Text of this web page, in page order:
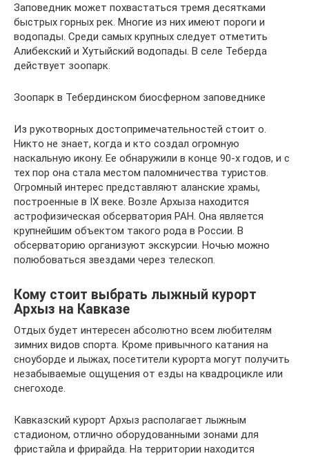
Заповедник может похвастаться тремя десятками
быстрых горных рек. Многие из них имеют пороги и
водопады. Среди самых крупных следует отметить
Алибекский и Хутыйский водопады. В селе Теберда
действует зоопарк.
Зоопарк в Тебердинском биосферном заповеднике
Из рукотворных достопримечательностей стоит о.
Никто не знает, когда и кто создал огромную
наскальную икону. Ее обнаружили в конце 90-х годов, и с
тех пор она стала местом паломничества туристов.
Огромный интерес представляют аланские храмы,
построенные в IX веке. Возле Архыза находится
астрофизическая обсерватория РАН. Она является
крупнейшим объектом такого рода в России. В
обсерваторию организуют экскурсии. Ночью можно
полюбоваться звездами через телескоп.
Кому стоит выбрать лыжный курорт
Архыз на Кавказе
Отдых будет интересен абсолютно всем любителям
зимних видов спорта. Кроме привычного катания на
сноуборде и лыжах, посетители курорта могут получить
незабываемые ощущения от езды на квадроцикле или
снегоходе.
Кавказский курорт Архыз располагает лыжным
стадионом, отлично оборудованными зонами для
фристайла и фрирайда. На территории находится